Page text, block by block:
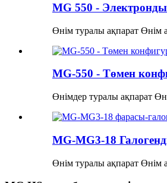
MG 550 -
Өнім туралы ақпарат Өнім
MG-550 - Төмен
Өнімдер туралы ақпарат
MG-MG3-18
Өнім туралы ақпарат Өнім